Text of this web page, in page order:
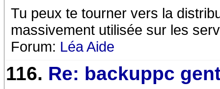
Tu peux te tourner vers la
massivement utilisée sur les
Forum: Léa Aide
116. Re: backuppc